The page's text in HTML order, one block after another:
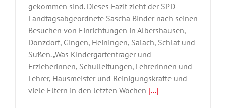
gekommen sind. Dieses Fazit zieht der SPD-
Landtagsabgeordnete Sascha Binder nach seinen
Besuchen von Einrichtungen in Albershausen,
Donzdorf, Gingen, Heiningen, Salach, Schlat und
Süßen. „Was Kindergartenträger und
Erzieherinnen, Schulleitungen, Lehrerinnen und
Lehrer, Hausmeister und Reinigungskräfte und
viele Eltern in den letzten Wochen [...]